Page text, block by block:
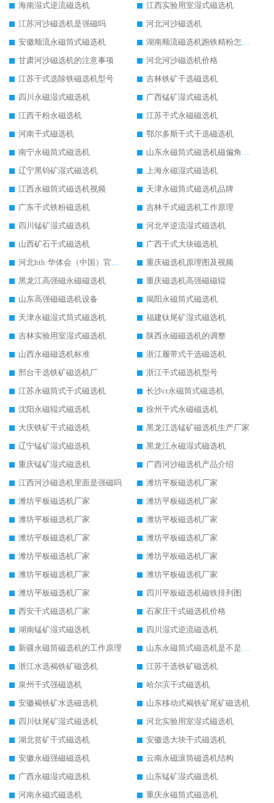
海南湿式逆流磁选机
江西实验用室湿式磁选机
江苏河沙磁选机是强磁吗
河北河沙磁选机
安徽顺流永磁筒式磁选机
湖南顺流磁选机跑铁精粉怎么处理
甘肃河沙磁选机的注意事项
河北河沙磁选机价格
江苏干式选除铁磁选机型号
吉林铁矿干选磁选机
四川永磁湿式磁选机
广西锰矿湿式磁选机
江西干粉永磁选机
江苏干式永磁磁选机
河南干式磁选机
鄂尔多斯干式干选磁选机
南宁永磁筒式磁选机
山东永磁筒式磁选机磁偏角怎么调整
辽宁黑钨矿湿式磁选机
上海永磁湿式磁选机
江西永磁筒式磁选机视频
天津永磁筒式磁选机品牌
广东干式铁粉磁选机
吉林干式磁选机工作原理
四川锰矿湿式磁选机
河北半逆流湿式磁选机
山西矿石干式磁选机
广西干式大块磁选机
河北hth·华体会（中国）官方网站-hth.com 工作视频
重庆磁选机原理图及视频
黑龙江高强磁永磁磁选机
重庆磁选机高强磁磁辊
山东高强磁磁选机设备
揭阳永磁筒式磁选机
天津永磁湿式筒式磁选机
福建钛尾矿湿式磁选机
吉林实验用室湿式磁选机
陕西永磁磁选机的调整
山西永磁磁选机标准
浙江履带式干选磁选机
邢台干选铁矿磁选机厂
浙江干式磁选机型号
江苏永磁筒式干式磁选机
长沙ct永磁筒式磁选机
沈阳永磁辊式磁选机
徐州干式永磁磁选机
大庆铁矿干式磁选机
黑龙江选锰矿磁选机生产厂家
辽宁锰矿湿式磁选机
黑龙江永磁湿式磁选机
重庆锰矿湿式磁选机
广西河沙磁选机产品介绍
江西河沙磁选机里面是强磁吗
潍坊平板磁选机厂家
潍坊平板磁选机厂家
潍坊平板磁选机厂家
潍坊平板磁选机厂家
潍坊平板磁选机厂家
潍坊平板磁选机厂家
潍坊平板磁选机厂家
潍坊平板磁选机厂家
潍坊平板磁选机厂家
潍坊平板磁选机厂家
潍坊平板磁选机厂家
潍坊平板磁选机厂家
四川平板磁选机磁铁排列图
西安干式磁选机厂家
石家庄干式磁选机价格
湖南锰矿湿式磁选机
四川湿式逆流磁选机
新疆永磁筒磁选机的工作原理
山东永磁筒式磁选机是不是强磁
浙江水选褐铁矿磁选机
江苏干选铁矿磁选机
泉州干式强磁选机
哈尔滨干式磁选机
安徽褐铁矿水选磁选机
山东移动式褐铁矿尾矿磁选机
四川钛尾矿湿式磁选机
河北实验用室湿式磁选机
湖北贫矿干式磁选机
安徽选大块干式磁选机
安徽永磁强磁磁选机
云南永磁滚筒磁选机结构
广西永磁湿式磁选机
山东锰矿湿式磁选机
河南永磁式磁选机
重庆永磁筒式磁选机